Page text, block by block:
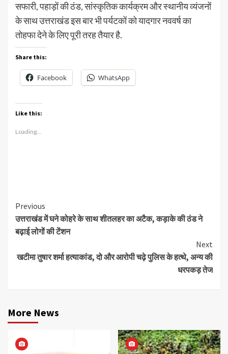
सफारी, पहाड़ों की ठंड, सांस्कृतिक कार्यक्रम और स्थानीय व्यंजनों
के साथ उत्तराखंड इस बार भी पर्यटकों को यादगार नववर्ष का
तोहफा देने के लिए पूरी तरह तैयार है.
Share this:
Facebook WhatsApp
Like this:
Loading...
Continue
Reading
Previous
उत्तराखंड में घने कोहरे के साथ शीतलहर का अटैक, कड़ाके की ठंड ने
बढ़ाई लोगों की टेंशन
Next
खटीमा तुषार शर्मा हत्याकांड, दो और आरोपी चढ़े पुलिस के हत्थे, अन्य की
धरपकड़ तेज
More News